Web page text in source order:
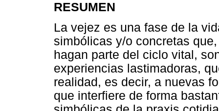
RESUMEN
La vejez es una fase de la
simbólicas y/o concretas
hagan parte del ciclo vital,
experiencias lastimadoras,
realidad, es decir, a nuevas
que interfiere de forma